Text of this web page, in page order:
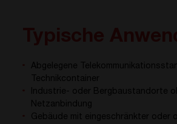
Abgelegene
Technikcontainer
Industrie- oder Bergbaustandorte
Netzanbindung
Gebäude mit eingeschränkter oder